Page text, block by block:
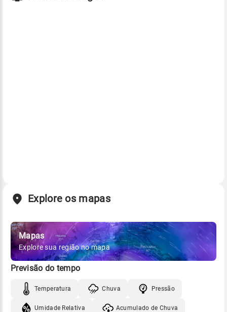
Explore os mapas
Mapas
Explore sua região no mapa
Previsão do tempo
Temperatura Chuva Pressão
Umidade Relativa Acumulado de Chuva